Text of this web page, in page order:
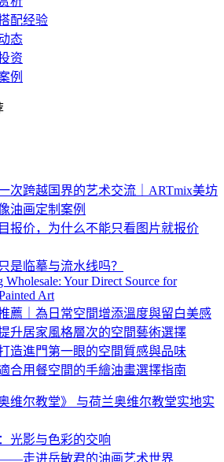
配经验
态
资
例
次跨越国界的艺术交流｜ARTmix美坊
油画定制案例
报价，为什么不能只看图片就报价
是临摹与流水线吗？
Wholesale: Your Direct Source for
Art
薦｜為日常空間增添溫度與留白美感
升居家風格層次的空間藝術選擇
造進門第一眼的空間質感與品味
合用餐空間的手繪油畫選擇指南
维尔教堂》 与荷兰奥维尔教堂实地实
光影与色彩的交响
走进岳敏君的油画艺术世界